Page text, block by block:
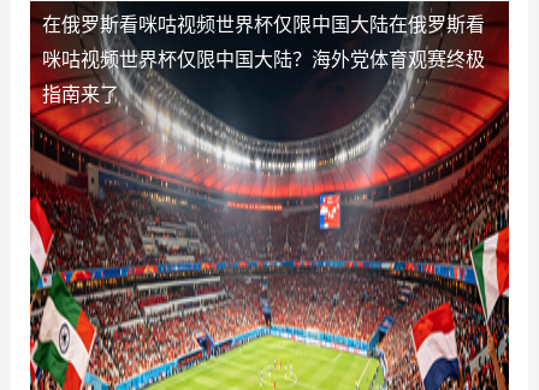
在俄罗斯看咪咕视频世界杯仅限中国大陆在俄罗斯看
咪咕视频世界杯仅限中国大陆？海外党体育观赛终极
指南来了